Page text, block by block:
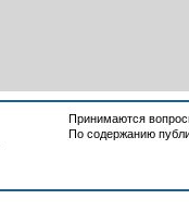
Принимаются
По содержанию